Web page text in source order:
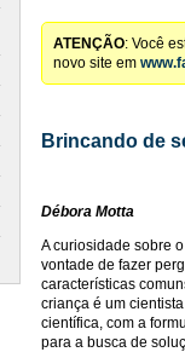
ATENÇÃO: Você
novo site em
Brincando de
Débora Motta
A curiosidade sobre
vontade de fazer
características
criança é um
científica, com a
para a busca de